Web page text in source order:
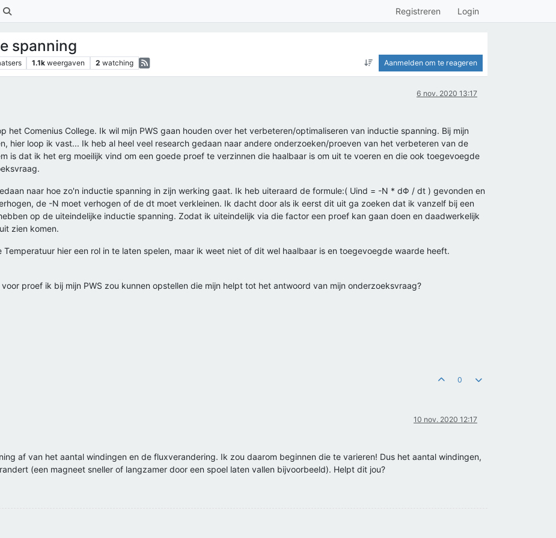
Registreren Login
spanning
1.1k weergaven 2 watching Aanmelden om te reageren
6 nov. 2020 13:17
het Comenius College. Ik wil mijn PWS gaan houden over het verbeteren/optimaliseren van inductie spanning. Bij mijn
hier loop ik vast... Ik heb al heel veel research gedaan naar andere onderzoeken/proeven van het verbeteren van de
is dat ik het erg moeilijk vind om een goede proef te verzinnen die haalbaar is om uit te voeren en die ook toegevoegde
naar hoe zo'n inductie spanning in zijn werking gaat. Ik heb uiteraard de formule:( Uind = -N * dΦ / dt ) gevonden en
de -N moet verhogen of de dt moet verkleinen. Ik dacht door als ik eerst dit uit ga zoeken dat ik vanzelf bij een
op de uiteindelijke inductie spanning. Zodat ik uiteindelijk via die factor een proef kan gaan doen en daadwerkelijk
zien komen.
hier een rol in te laten spelen, maar ik weet niet of dit wel haalbaar is en toegevoegde waarde heeft.
proef ik bij mijn PWS zou kunnen opstellen die mijn helpt tot het antwoord van mijn onderzoeksvraag?
0
10 nov. 2020 12:17
af van het aantal windingen en de fluxverandering. Ik zou daarom beginnen die te varieren! Dus het aantal windingen,
(een magneet sneller of langzamer door een spoel laten vallen bijvoorbeeld). Helpt dit jou?